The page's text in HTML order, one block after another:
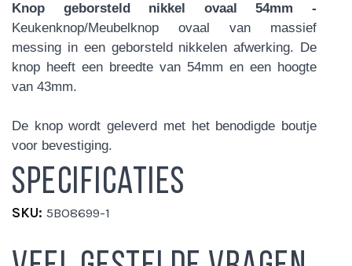
Knop geborsteld nikkel ovaal 54mm -
Keukenknop/Meubelknop ovaal van massief
messing in een geborsteld nikkelen afwerking. De
knop heeft een breedte van 54mm en een hoogte
van 43mm.
De knop wordt geleverd met het benodigde boutje
voor bevestiging.
Specificaties
Meer 5BO8699-1